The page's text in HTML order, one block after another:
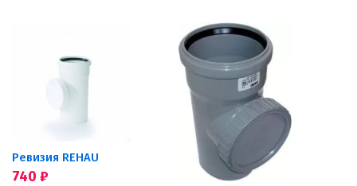
Ревизия REHAU
740 ₽